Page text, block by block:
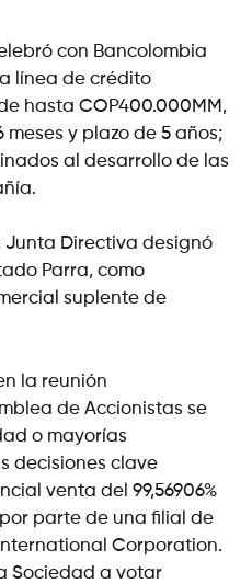
con Bancolombia
línea de crédito
hasta COP400.000MM,
y plazo de 5 años;
al desarrollo de las
Junta Directiva designó
Parra, como
suplente de
la reunión
de Accionistas se
o mayorías
decisiones clave
venta del 99,56906%
parte de una filial de
Corporation.
Sociedad a votar